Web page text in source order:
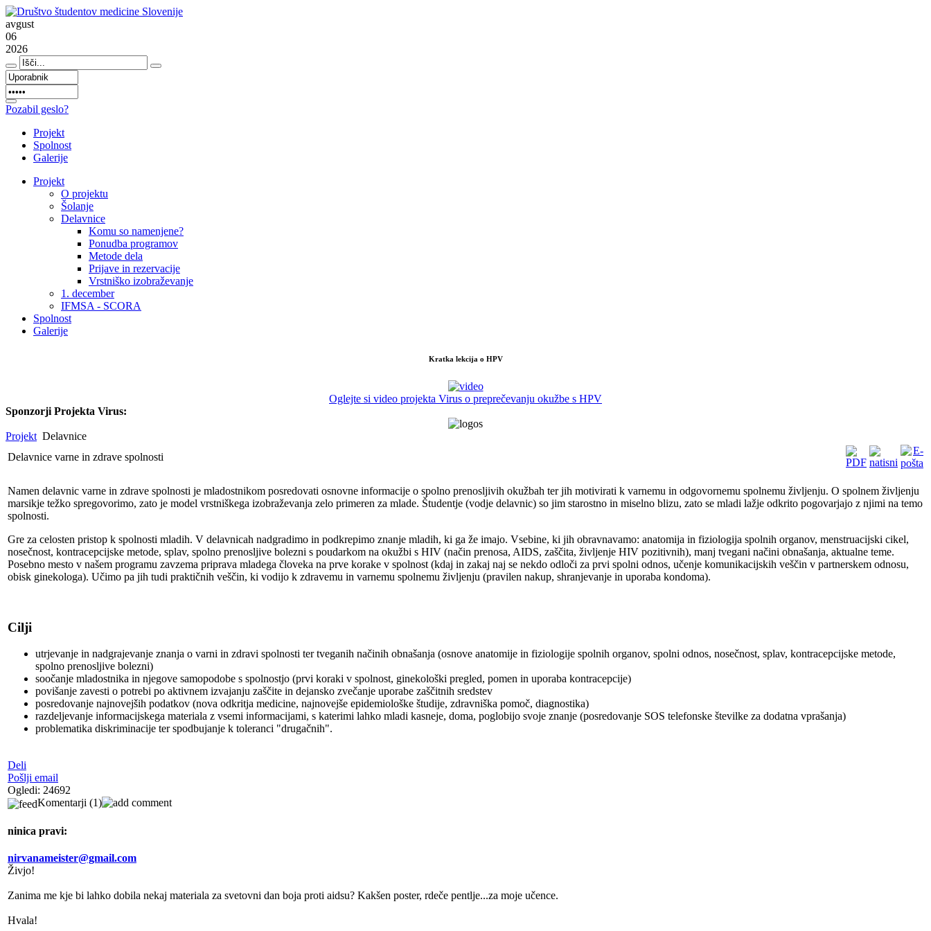
avgust
06
2026
Pozabil geslo?
Projekt
Spolnost
Galerije
Projekt
O projektu
Šolanje
Delavnice
Komu so namenjene?
Ponudba programov
Metode dela
Prijave in rezervacije
Vrstniško izobraževanje
1. december
IFMSA - SCORA
Spolnost
Galerije
Kratka lekcija o HPV
Oglejte si video projekta Virus o preprečevanju okužbe s HPV
Sponzorji Projekta Virus:
Projekt Delavnice
Delavnice varne in zdrave spolnosti
Namen delavnic varne in zdrave spolnosti je mladostnikom posredovati osnovne informacije o spolno prenosljivih okužbah ter jih motivirati k varnemu in odgovornemu spolnemu življenju. O spolnem življenju
marsikje težko spregovorimo, zato je model vrstniškega izobraževanja zelo primeren za mlade. Študentje (vodje delavnic) so jim starostno in miselno blizu, zato se mladi lažje odkrito pogovarjajo z njimi na temo
spolnosti.
Gre za celosten pristop k spolnosti mladih. V delavnicah nadgradimo in podkrepimo znanje mladih, ki ga že imajo. Vsebine, ki jih obravnavamo: anatomija in fiziologija spolnih organov, menstruacijski cikel,
nosečnost, kontracepcijske metode, splav, spolno prenosljive bolezni s poudarkom na okužbi s HIV (način prenosa, AIDS, zaščita, življenje HIV pozitivnih), manj tvegani načini obnašanja, aktualne teme.
Posebno mesto v našem programu zavzema priprava mladega človeka na prve korake v spolnost (kdaj in zakaj naj se nekdo odloči za prvi spolni odnos, učenje komunikacijskih veščin v partnerskem odnosu,
obisk ginekologa). Učimo pa jih tudi praktičnih veščin, ki vodijo k zdravemu in varnemu spolnemu življenju (pravilen nakup, shranjevanje in uporaba kondoma).
Cilji
utrjevanje in nadgrajevanje znanja o varni in zdravi spolnosti ter tveganih načinih obnašanja (osnove anatomije in fiziologije spolnih organov, spolni odnos, nosečnost, splav, kontracepcijske metode,
spolno prenosljive bolezni)
soočanje mladostnika in njegove samopodobe s spolnostjo (prvi koraki v spolnost, ginekološki pregled, pomen in uporaba kontracepcije)
povišanje zavesti o potrebi po aktivnem izvajanju zaščite in dejansko zvečanje uporabe zaščitnih sredstev
posredovanje najnovejših podatkov (nova odkritja medicine, najnovejše epidemiološke študije, zdravniška pomoč, diagnostika)
razdeljevanje informacijskega materiala z vsemi informacijami, s katerimi lahko mladi kasneje, doma, poglobijo svoje znanje (posredovanje SOS telefonske številke za dodatna vprašanja)
problematika diskriminacije ter spodbujanje k toleranci "drugačnih".
Deli
Pošlji email
Ogledi: 24692
Komentarji (1)
ninica pravi:
nirvanameister@gmail.com
Živjo!
Zanima me kje bi lahko dobila nekaj materiala za svetovni dan boja proti aidsu? Kakšen poster, rdeče pentlje...za moje učence.
Hvala!